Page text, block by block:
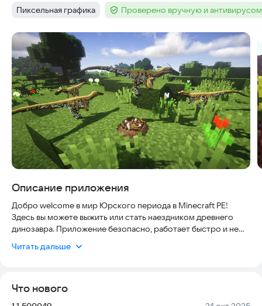
Тег:
Пиксельная графика Тег :Проверено вручную и антивирусом
Скриншоты
Описание приложения
Добро welcome в мир Юрского периода в Minecraft PE!
Здесь вы можете выжить или стать наездником древнего
динозавра. Приложение безопасно, работает быстро и не
одной кнопкой, что делает процесс простым и удобным для
В приложении Jurassic Mods for Minecraft PE собрано 8
Читать дальше
Что нового